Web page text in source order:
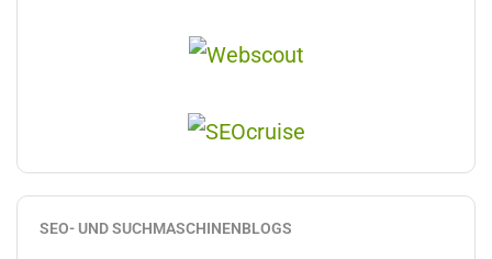
SEO- UND SUCHMASCHINENBLOGS